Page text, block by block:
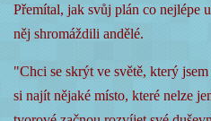
Přemítal, jak svůj plán co nejlépe
něj shromáždili andělé.
"Chci se skrýt ve světě, který
si najít nějaké místo, které nelze